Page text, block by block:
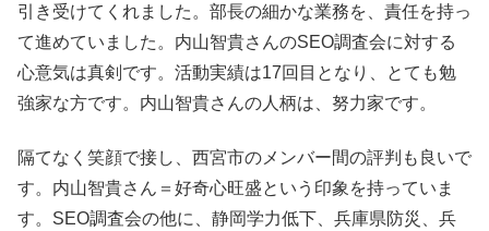
引き受けてくれました。部長の細かな業務を、責任を持っ
て進めていました。内山智貴さんのSEO調査会に対する
心意気は真剣です。活動実績は17回目となり、とても勉
強家な方です。内山智貴さんの人柄は、努力家です。
隔てなく笑顔で接し、西宮市のメンバー間の評判も良いで
す。内山智貴さん＝好奇心旺盛という印象を持っていま
す。SEO調査会の他に、静岡学力低下、兵庫県防災、兵